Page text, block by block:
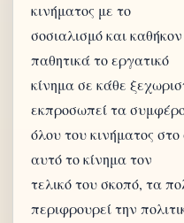
κινήματος με το
σοσιαλισμό και
παθητικά το εργατικό
κίνημα σε κάθε
εκπροσωπεί τα
όλου του κινήματος
αυτό το κίνημα τον
τελικό του σκοπό, τα
περιφρουρεί την